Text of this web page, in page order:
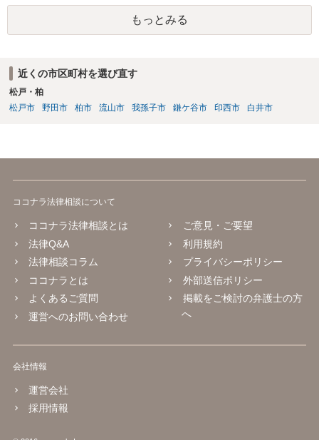
もっとみる
近くの市区町村を選び直す
松戸・柏
松戸市
野田市 柏市 流山市 我孫子市 鎌ケ谷市 印西市 白井市
ココナラ法律相談について
ココナラ法律相談とは
法律Q&A
法律相談コラム
ココナラとは
よくあるご質問
運営へのお問い合わせ
ご意見・ご要望
利用規約
プライバシーポリシー
外部送信ポリシー
掲載をご検討の弁護士の方
へ
会社情報
運営会社
採用情報